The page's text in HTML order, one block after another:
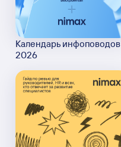
Календарь инфоповодов
2026